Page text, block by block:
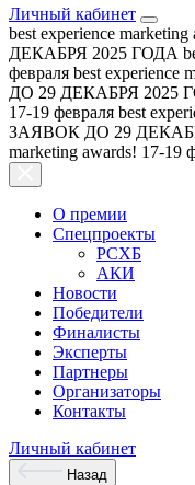
Личный кабинет
best experience marketing
ДЕКАБРЯ 2025 ГОДА
февраля best experience
ДО 29 ДЕКАБРЯ 2025
17-19 февраля best
ЗАЯВОК ДО 29
marketing awards! 17-19
О премии
Спецпроекты
РСХБ
АКИ
Новости
Победители
Финалисты
Эксперты
Партнеры
Организаторы
Контакты
Личный кабинет
Назад